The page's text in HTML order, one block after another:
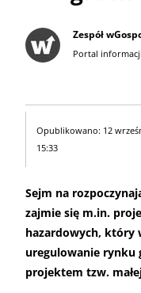
Zespół
Portal
Opublikowano: 12
15:33
Sejm na
zajmie się m.in.
hazardowych, który
uregulowanie rynku
projektem tzw.